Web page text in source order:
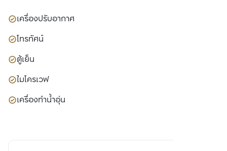
เครื่องปรับอากาศ
โทรทัศน์
ตู้เย็น
ไมโครเวฟ
เครื่องทำน้ำอุ่น